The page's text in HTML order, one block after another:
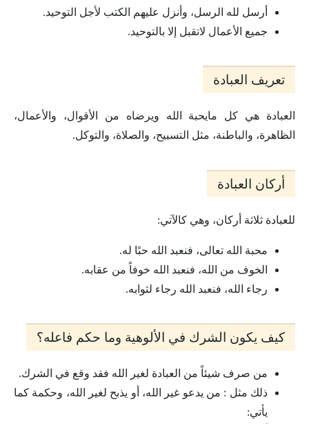
أرسل لله الرسل، وأنزل عليهم الكتب لأجل التوحيد.
جميع الأعمال لاتقبل إلا بالتوحيد.
تعريف العبادة
العبادة هي كل مايحبة الله ويرضاه من الأقوال، والأعمال،
الظاهرة، والباطنة، مثل التسبيح، والصلاة، والتوكل.
أركان العبادة
للعبادة ثلاثة أركان، وهي كالآتي:
محبة الله تعالى، فنعبد الله حبًا له.
الخوف من الله، فنعبد الله خوفاً من عقابه.
رجاء الله، فنعبد الله رجاء لثوابه.
كيف يكون الشرك في الألوهية وما حكم فاعله؟
من صرف شيئاً من العبادة لغير الله فقد وقع في الشرك.
ذلك مثل : من يدعو غير الله، أو يذبح لغير الله، وحكمة كما
يأتي: